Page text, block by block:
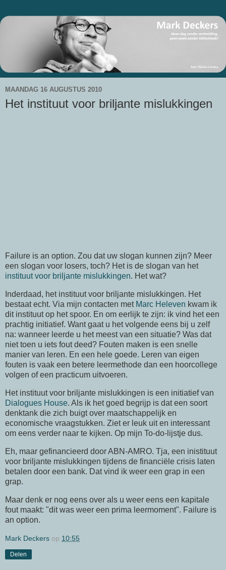
MAANDAG 16 AUGUSTUS 2010
Het instituut voor briljante mislukkingen
Failure is an option. Zou dat uw slogan kunnen zijn? Meer
een slogan voor losers, toch? Het is de slogan van het
instituut voor briljante mislukkingen. Het wat?
Inderdaad, het instituut voor briljante mislukkingen. Het
bestaat echt. Via mijn contacten met Marc Heleven kwam ik
dit instituut op het spoor. En om eerlijk te zijn: ik vind het een
prachtig initiatief. Want gaat u het volgende eens bij u zelf
na: wanneer leerde u het meest van een situatie? Was dat
niet toen u iets fout deed? Fouten maken is een snelle
manier van leren. En een hele goede. Leren van eigen
fouten is vaak een betere leermethode dan een hoorcollege
volgen of een practicum uitvoeren.
Het instituut voor briljante mislukkingen is een initiatief van
Dialogues House. Als ik het goed begrijp is dat een soort
denktank die zich buigt over maatschappelijk en
economische vraagstukken. Ziet er leuk uit en interessant
om eens verder naar te kijken. Op mijn To-do-lijstje dus.
Eh, maar gefinancieerd door ABN-AMRO. Tja, een inistituut
voor briljante mislukkingen tijdens de financiële crisis laten
betalen door een bank. Dat vind ik weer een grap in een
grap.
Maar denk er nog eens over als u weer eens een kapitale
fout maakt: "dit was weer een prima leermoment". Failure is
an option.
Mark Deckers op 10:55
Delen